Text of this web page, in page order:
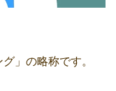
」の略称です。